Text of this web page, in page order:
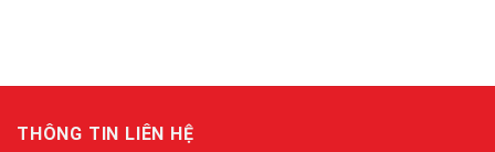
THÔNG TIN LIÊN HỆ